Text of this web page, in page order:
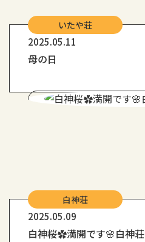
いたや荘
2025.05.11
母の日
白神荘
2025.05.09
白神桜✿満開です🌸白神荘